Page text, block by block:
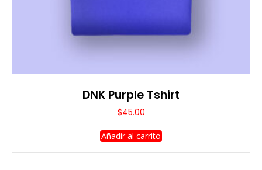
DNK Purple Tshirt
$45.00
Añadir al carrito